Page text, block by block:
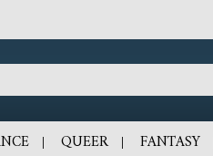
QUEER FANTASY